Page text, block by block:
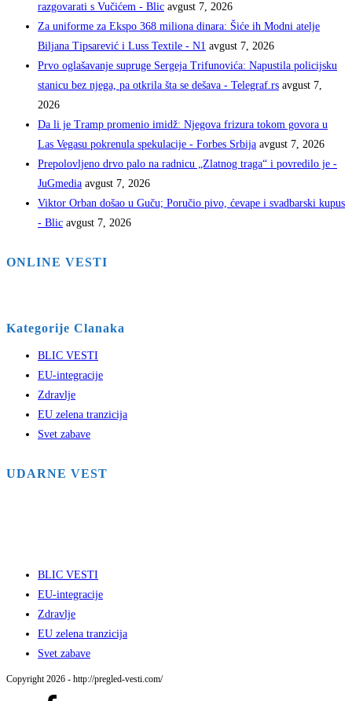
razgovarati s Vučićem - Blic avgust 7, 2026
Za uniforme za Ekspo 368 miliona dinara: Šiće ih Modni atelje
Biljana Tipsarević i Luss Textile - N1 avgust 7, 2026
Prvo oglašavanje supruge Sergeja Trifunovića: Napustila policijsku
stanicu bez njega, pa otkrila šta se dešava - Telegraf.rs avgust 7,
2026
Da li je Tramp promenio imidž: Njegova frizura tokom govora u
Las Vegasu pokrenula spekulacije - Forbes Srbija avgust 7, 2026
Prepolovljeno drvo palo na radnicu „Zlatnog traga“ i povredilo je -
JuGmedia avgust 7, 2026
Viktor Orban došao u Guču; Poručio pivo, ćevape i svadbarski kupus
- Blic avgust 7, 2026
ONLINE VESTI
Kategorije Clanaka
BLIC VESTI
EU-integracije
Zdravlje
EU zelena tranzicija
Svet zabave
UDARNE VEST
BLIC VESTI
EU-integracije
Zdravlje
EU zelena tranzicija
Svet zabave
Copyright 2026 - http://pregled-vesti.com/